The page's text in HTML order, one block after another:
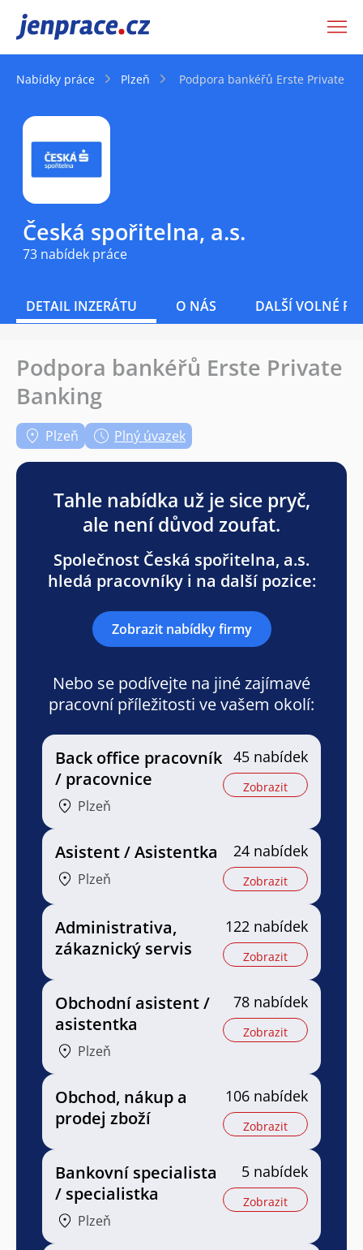
JenPráce.cz
Nabídky práce Plzeň Podpora bankéřů Erste Private
Česká spořitelna, a.s.
73 nabídek práce
DETAIL INZERÁTU O NÁS DALŠÍ VOLNÉ
Podpora bankéřů Erste Private
Banking
Plzeň Plný úvazek
Tahle nabídka už je sice pryč,
ale není důvod zoufat.
Společnost Česká spořitelna, a.s.
hledá pracovníky i na další pozice:
Zobrazit nabídky firmy
Nebo se podívejte na jiné zajímavé
pracovní příležitosti ve vašem okolí:
Back office pracovník
/ pracovnice
Plzeň
45 nabídek
Zobrazit
Asistent / Asistentka
Plzeň
24 nabídek
Zobrazit
Administrativa,
zákaznický servis
122 nabídek
Zobrazit
Obchodní asistent /
asistentka
Plzeň
78 nabídek
Zobrazit
Obchod, nákup a
prodej zboží
106 nabídek
Zobrazit
Bankovní specialista
/ specialistka
Plzeň
5 nabídek
Zobrazit